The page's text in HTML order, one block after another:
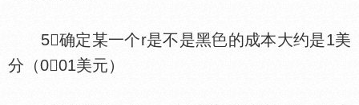
5确定某一个r是不是黑
的成本大约是1美
分（001美元）